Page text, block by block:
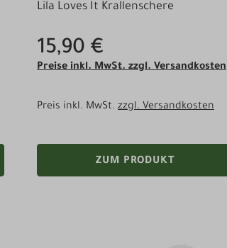
Lila Loves It Krallenschere
15,90 €
Preise inkl. MwSt. zzgl. Versandkosten
Preis inkl. MwSt. zzgl. Versandkosten
ZUM PRODUKT